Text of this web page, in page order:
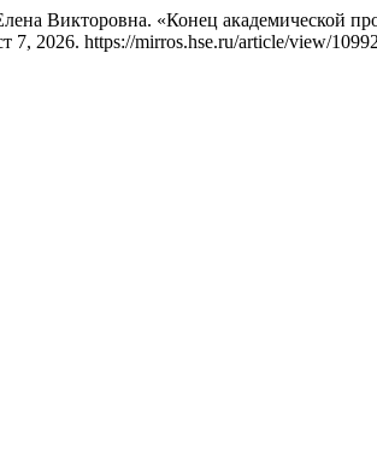
Викторовна. «Конец академической
7, 2026. https://mirros.hse.ru/article/view/